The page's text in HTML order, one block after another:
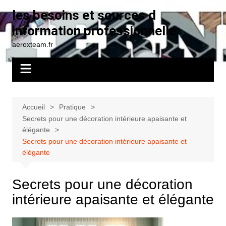
au
contenu
les besoins et sources d
information professionnelle
aeroxteam.fr
Accueil
Pratique
Secrets pour une décoration intérieure apaisante et
élégante
Secrets pour une décoration intérieure apaisante et
élégante
Secrets pour une décoration
intérieure apaisante et élégante